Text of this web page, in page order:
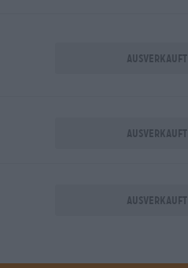
Ausverkauft
Ausverkauft
Ausverkauft